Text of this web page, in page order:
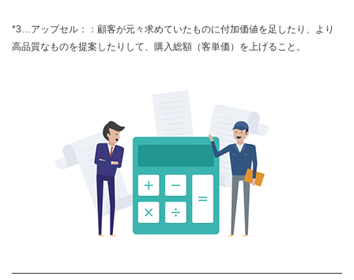
*3…アップセル：：顧客が元々求めていたものに付加価値を足したり、より
高品質なものを提案したりして、購入総額（客単価）を上げること。